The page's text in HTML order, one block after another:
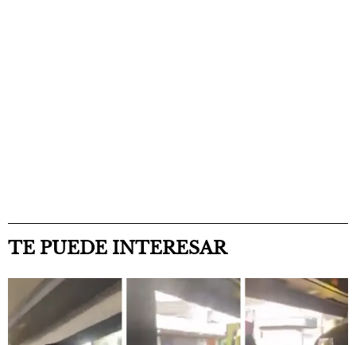
TE PUEDE INTERESAR